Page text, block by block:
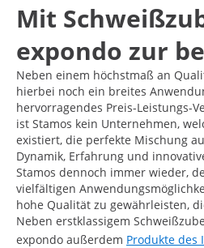
Mit
expondo zur
Neben einem höchstmaß an
hierbei noch ein breites
hervorragendes Preis-Leistungs-
ist Stamos kein Unternehmen,
existiert, die perfekte Mischung
Dynamik, Erfahrung und
Stamos dennoch immer wieder,
vielfältigen
hohe Qualität zu gewährleisten,
Neben erstklassigem
expondo außerdem Produkte des